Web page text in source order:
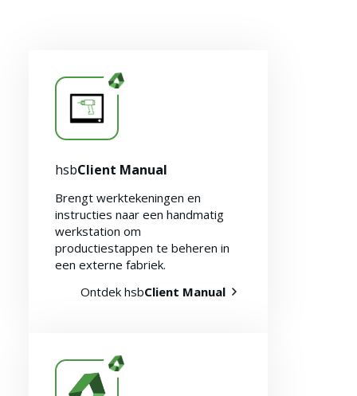
hsbClient Manual
Brengt werktekeningen en
instructies naar een handmatig
werkstation om
productiestappen te beheren in
een externe fabriek.
Ontdek hsbClient Manual